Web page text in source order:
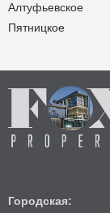
Алтуфьевское
Пятницкое
Городская: